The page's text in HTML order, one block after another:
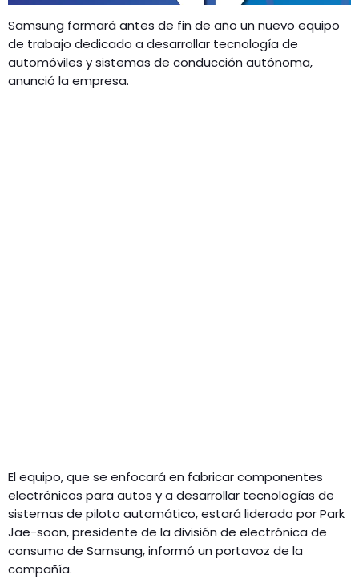
CONTACTO
Samsung formará antes de fin de año un nuevo equipo
de trabajo dedicado a desarrollar tecnología de
automóviles y sistemas de conducción autónoma,
anunció la empresa.
El equipo, que se enfocará en fabricar componentes
electrónicos para autos y a desarrollar tecnologías de
sistemas de piloto automático, estará liderado por Park
Jae-soon, presidente de la división de electrónica de
consumo de Samsung, informó un portavoz de la
compañía.